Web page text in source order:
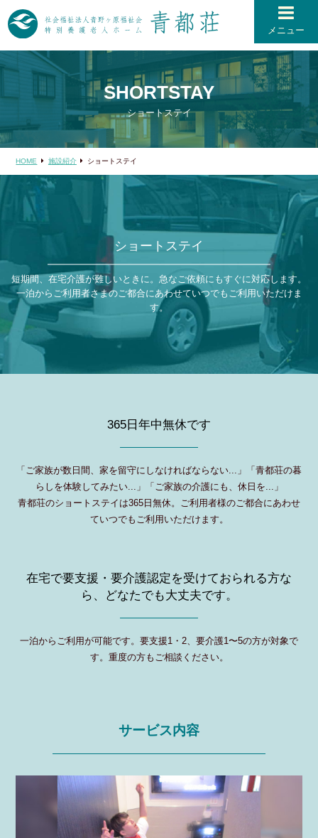
メニュー
SHORTSTAY
ショートステイ
HOME 施設紹介 ショートステイ
ショートステイ
短期間、在宅介護が難しいときに。急なご依頼にもすぐに対応します。
一泊からご利用者さまのご都合にあわせていつでもご利用いただけま
す。
365日年中無休です
「ご家族が数日間、家を留守にしなければならない...」「青都荘の暮
らしを体験してみたい...」「ご家族の介護にも、休日を...」
青都荘のショートステイは365日無休。ご利用者様のご都合にあわせ
ていつでもご利用いただけます。
在宅で要支援・要介護認定を受けておられる方な
ら、
どなたでも大丈夫です。
一泊からご利用が可能です。要支援1・2、要介護1〜5の方が対象で
す。重度の方もご相談ください。
サービス内容